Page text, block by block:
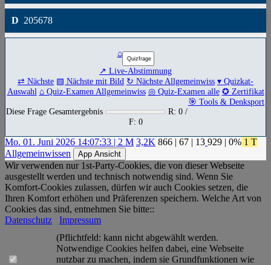
D 205678
⌂
↗ Live-Abstimmung
⇄ Nächste ▧ Nächste mit Bild ↻ Nächste Allgemeinwiss ▾ Quizkat-
Auswahl ⌂ Quiz-Examen Allgemeinwiss ◎ Quiz-Examen alle ✪ Zertifikat
🎯 Tools & Denksport
Diese Frage Gesamtergebnis
R: 0 /
F: 0
Mo. 01. Juni 2026 14:07:33 | 2 M 3,2K 866 | 67 | 13 929 | 0% 1 T
Allgemeinwissen
App Ansicht
Wir verwenden nur 1st-Party-Cookies, die von dieser Webseite
ausgestellt werden und technisch notwendig sind. Wenn Sie
Komfort-Cookies zulassen, dürfen wir auch Cookies setzen, die
Ihren Komfort erhöhen und Präferenzen speichern. Welche Art von
Cookies das sind, entnehmen Sie bitte::
Datenschutz
Impressum
(Pflichtfeld: kann nicht abgewählt werden.
Notwendige Cookies helfen dabei, eine Webseite
nutzbar zu machen, indem sie Grundfunktionen wie